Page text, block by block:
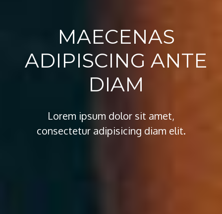
MAECENAS
ADIPISCING ANTE
DIAM
Lorem ipsum dolor sit amet,
consectetur adipisicing diam elit.